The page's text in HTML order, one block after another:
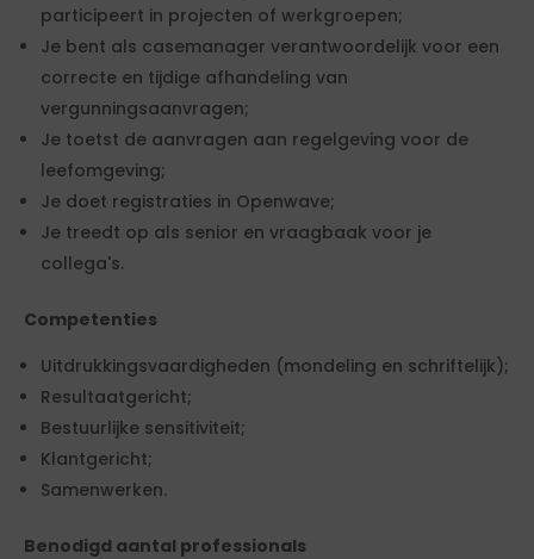
participeert in projecten of werkgroepen;
Je bent als casemanager verantwoordelijk voor een
correcte en tijdige afhandeling van
vergunningsaanvragen;
Je toetst de aanvragen aan regelgeving voor de
leefomgeving;
Je doet registraties in Openwave;
Je treedt op als senior en vraagbaak voor je
collega's.
Competenties
Uitdrukkingsvaardigheden (mondeling en schriftelijk);
Resultaatgericht;
Bestuurlijke sensitiviteit;
Klantgericht;
Samenwerken.
Benodigd aantal professionals